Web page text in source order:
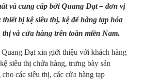
và cung cấp bởi Quang Đạt – đơn vị
thiết bị kệ siêu thị, kệ để hàng tạp hóa
thị và cửa hàng trên toàn miền Nam.
Đạt xin giới thiệu với khách hàng
siêu thị chứa hàng, trưng bày sản
các siêu thị, các cửa hàng tạp